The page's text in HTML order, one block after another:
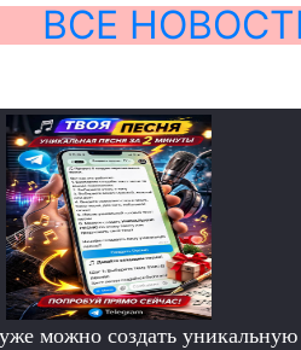
ВСЕ
можно создать уникальную